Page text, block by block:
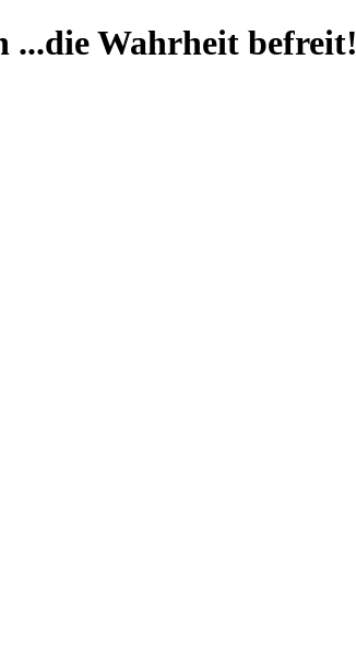
...die Wahrheit befreit!